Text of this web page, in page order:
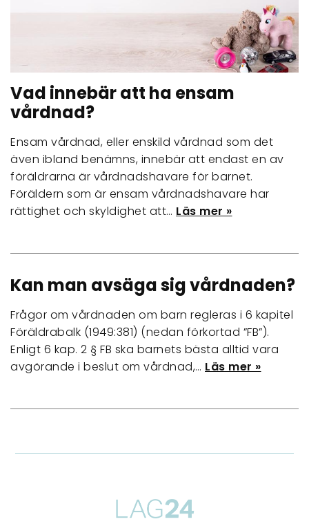
Vad innebär att ha ensam
vårdnad?
Ensam vårdnad, eller enskild vårdnad som det
även ibland benämns, innebär att endast en av
föräldrarna är vårdnadshavare för barnet.
Föräldern som är ensam vårdnadshavare har
rättighet och skyldighet att… Läs mer »
Kan man avsäga sig vårdnaden?
Frågor om vårdnaden om barn regleras i 6 kapitel
Föräldrabalk (1949:381) (nedan förkortad ”FB”).
Enligt 6 kap. 2 § FB ska barnets bästa alltid vara
avgörande i beslut om vårdnad,… Läs mer »